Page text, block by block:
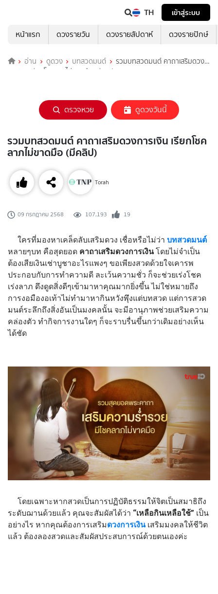
TH
เข้าสู่ระบบ
หน้าแรก
ดวงรายวัน ดวงรายสัปดาห์ ดวงรายปักษ์
อ่าน ดูดวง บทสวดมนต์
รวมบทสวดมนต์ คาถาเสริมดวง
การเงิน เรียกโชคลาภไม่ขาดมือ (มีคลิป)
ตรวจหวย ดูดวงวันนี้
รวมบทสวดมนต์ คาถาเสริมดวงการเงิน เรียกโชค
ลาภไม่ขาดมือ (มีคลิป)
Torah
09 กรกฎาคม 2568 107,193 19
ใครที่มองหาเคล็ดลับเสริมดวง เชื่อหรือไม่ว่า บทสวดมนต์
หลายๆบท คือสุดยอด คาถาเสริมดวงการเงินโดยไม่จำเป็น
ต้องเสียเงินเช่าบูชาอะไรแพงๆ ขอเพียงสวดด้วยใจเคารพ
ประกอบกับการทำความดี ละเว้นความชั่ว ก็จะช่วยเร่งโชค
เร่งลาภ ดึงดูดสิ่งดีๆเข้ามาหาคุณมากยิ่งขึ้น ไม่ใช่หมายถึง
การงอมืองอเท้าไม่ทำมาหากินหวังพึุ่งแต่บทสวด แต่การสวด
มนต์ระลึกถึงสิ่งอันเป็นมงคลนั้น จะมีอานุภาพช่วยเสริมความ
คล่องตัว ทำกิจการงานใดๆ ก็จะราบรื่นขึ้นกว่าเดิมอย่างเห็น
ได้ชัด
โดยเฉพาะหากสวดเป็นการปฏิบัติธรรมให้จิตเป็นสมาธิถึง
ระดับฌานด้วยแล้ว คุณจะสัมผัสได้ว่า “เหลือกินเหลือใช้” เป็น
อย่างไร หากคุณต้องการเสริมดวงการเงินเสริมมงคลให้ชีวิต
แล้ว ต้องลองสวดและสัมผัสประสบการณ์ด้วยตนเองค่ะ